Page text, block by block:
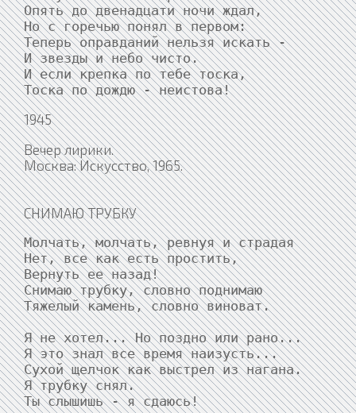
Опять до двенадцати ночи ждал,
Но с горечью понял в первом:
Теперь оправданий нельзя искать -
И звезды и небо чисто.
И если крепка по тебе тоска,
Тоска по дождю - неистова!
1945
Вечер лирики.
Москва: Искусство, 1965.
СНИМАЮ ТРУБКУ
Молчать, молчать, ревнуя и страдая
Нет, все как есть простить,
Вернуть ее назад!
Снимаю трубку, словно поднимаю
Тяжелый камень, словно виноват.
Я не хотел... Но поздно или рано...
Я это знал все время наизусть...
Сухой щелчок как выстрел из нагана.
Я трубку снял.
Ты слышишь - я сдаюсь!